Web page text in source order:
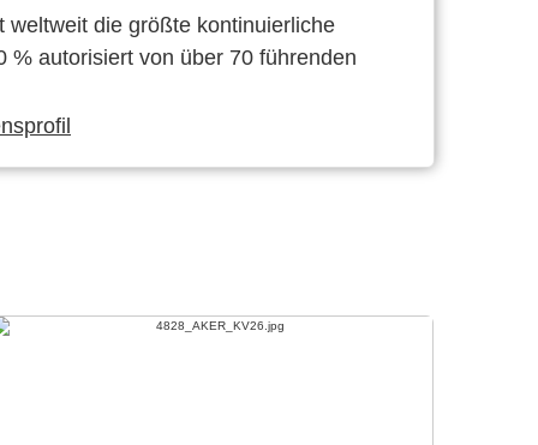
weltweit die größte kontinuierliche
% autorisiert von über 70 führenden